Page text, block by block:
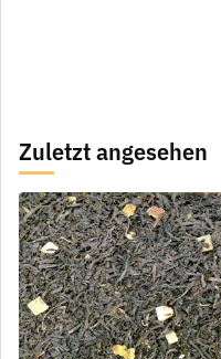
Zuletzt angesehen